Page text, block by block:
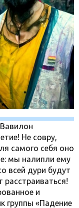
Не совру,
самого себя оно
мы налипли ему
всей дури будут
и
группы «Падение